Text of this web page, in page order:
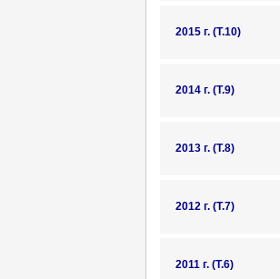
2015 г. (Т.10)
2014 г. (Т.9)
2013 г. (Т.8)
2012 г. (Т.7)
2011 г. (Т.6)